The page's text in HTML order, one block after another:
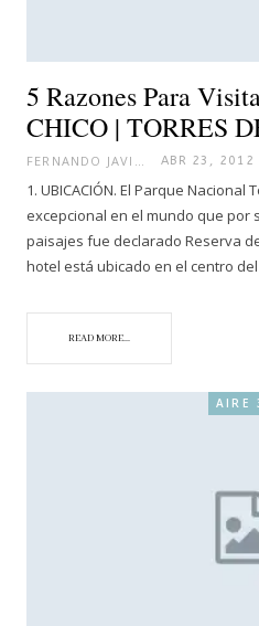
5 Razones Para
CHICO | TORRES
ABR 23, 2012
1. UBICACIÓN. El Parque
excepcional en el mundo que por
paisajes fue declarado Reserva
hotel está ubicado en el centro
READ MORE...
AIRE